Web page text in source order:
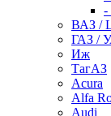
-
ВАЗ /
ГАЗ /
Иж
ТагАЗ
Acura
Alfa
Audi